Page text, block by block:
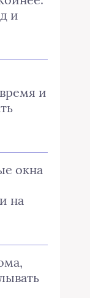
и
и
окна
на